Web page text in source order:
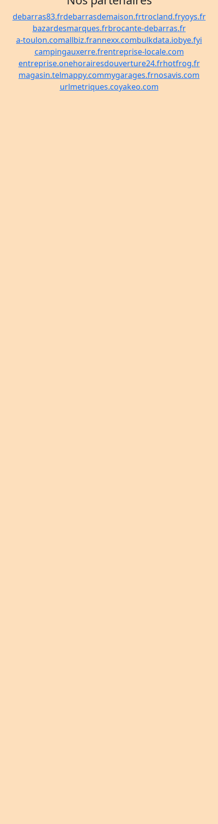
debarras83.frdebarrasdemaison.frtrocland.fryoys.fr
bazardesmarques.frbrocante-debarras.fr
a-toulon.comallbiz.frannexx.combulkdata.iobye.fyi
campingauxerre.frentreprise-locale.com
entreprise.onehorairesdouverture24.frhotfrog.fr
magasin.telmappy.commygarages.frnosavis.com
urlmetriques.coyakeo.com